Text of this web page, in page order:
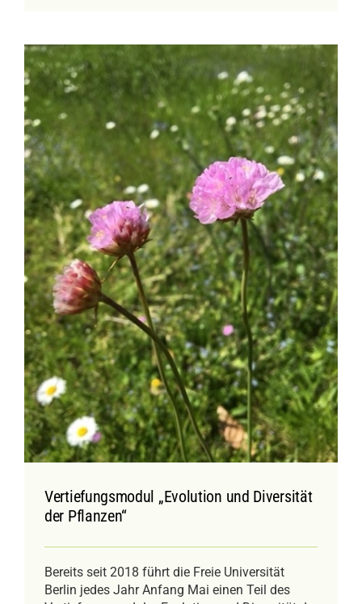
Vertiefungsmodul „Evolution und Diversität
der Pflanzen“
Bereits seit 2018 führt die Freie Universität
Berlin jedes Jahr Anfang Mai einen Teil des